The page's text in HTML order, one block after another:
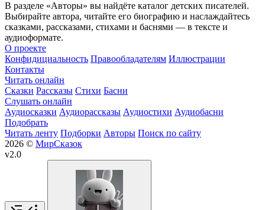
В разделе «Авторы» вы найдёте каталог детских писателей.
Выбирайте автора, читайте его биографию и наслаждайтесь
сказками, рассказами, стихами и баснями — в тексте и
аудиоформате.
О проекте
Конфидициальность Правообладателям Иллюстрации
Контакты
Читать онлайн
Сказки Рассказы Стихи Басни
Слушать онлайн
Аудиосказки Аудиорассказы Аудиостихи Аудиобасни
Подобрать
Читать ленту Подборки Авторы Поиск по сайту
2026 © МирСказок
v2.0